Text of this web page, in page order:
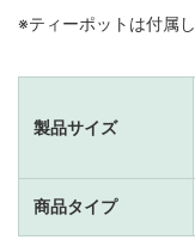
※ティーポットは付属し
製品サイズ
商品タイプ